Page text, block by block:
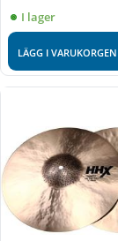
I lager
LÄGG I VARUKORGEN